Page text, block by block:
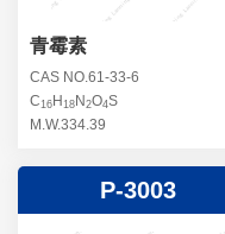
青霉素
CAS NO.61-33-6
C16 H 18 N 2O4S
M.W.334.39
P-3003